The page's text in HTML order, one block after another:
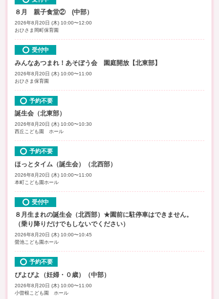
８月 親子食堂② (中部）
2026年8月20日 (木) 10:00〜12:00
おひさま岡町保育園
受付中
みんなあつまれ！あそぼう会 園庭開放【北東部】
2026年8月20日 (木) 10:00〜11:00
おひさま保育園
予約不要
誕生会（北東部）
2026年8月20日 (木) 10:00〜10:30
西丘こども園 ホール
予約不要
ほっとタイム（誕生会）（北西部）
2026年8月20日 (木) 10:00〜11:00
本町こども園ホール
受付中
８月生まれの誕生会（北西部）★園前に駐停車はできません。
（乗り降りだけでもしないでください）
2026年8月20日 (木) 10:00〜10:45
螢池こども園ホール
予約不要
ぴよぴよ（妊婦・０歳）（中部）
2026年8月20日 (木) 10:00〜11:00
小曽根こども園 ホール